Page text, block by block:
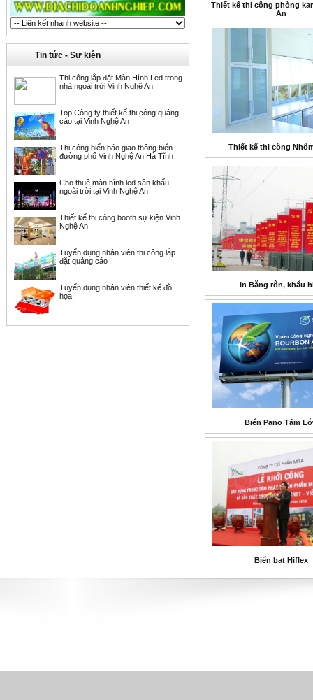
Tin tức - Sự kiện
Thi công lắp đặt Màn Hình Led trong
nhà ngoài trời Vinh Nghệ An
Top Công ty thiết kế thi công quảng
cáo tại Vinh Nghệ An
Thi công biển báo giao thông biển
đường phố Vinh Nghệ An Hà Tĩnh
Cho thuê màn hình led sân khấu
ngoài trời tại Vinh Nghệ An
Thiết kế thi công booth sự kiện Vinh
Nghệ An
Tuyển dụng nhân viên thi công lắp
đặt quảng cáo
Tuyển dụng nhân viên thiết kế đồ
họa
Thiết kế thi công phòng
An
Thiết kế thi công
In Băng rôn, khẩu
Biển Pano Tấm
Biển bạt Hiflex